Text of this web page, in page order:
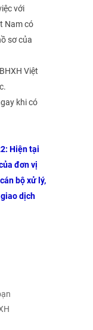
với
Nam có
sơ của
Việt
khi có
Hiện tại
đơn vị
bộ xử lý,
dịch